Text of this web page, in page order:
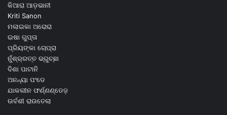
କିଆରା ଆଡ଼ଭାନୀ
Kriti Sanon
ମଲାଇକା ଅରୋରା
ଇଷା ଗୁପ୍ତା
ପ୍ରିୟଙ୍କା ଚୋପ୍ରା
ନୁଁଶ୍ର୍ରତ୍ତ ଭ୍ରୁଚ୍ଛା
ଦିଶା ପାଟାନି
ଅନନ୍ୟା ପଂଡେ
ଯାକଲୀନ ଫର୍ଣ୍ଣଣ୍ଡେଜ଼
ଉର୍ବଶୀ ରାଉତେଲା